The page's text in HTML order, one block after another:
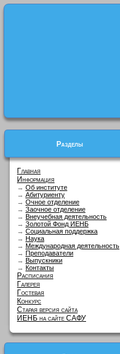
Разделы
Главная
Информация
→ Об институте
→ Абитуриенту
→ Очное отделение
→ Заочное отделение
→ Внеучебная деятельность
→ Золотой Фонд ИЕНБ
→ Социальная поддержка
→ Наука
→ Международная деятельность
→ Преподаватели
→ Выпускники
→ Контакты
Расписания
Галерея
Гостевая
Конкурс
Старая версия сайта
ИЕНБ на сайте САФУ